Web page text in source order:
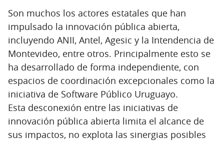
Son muchos los actores estatales que han
impulsado la innovación pública abierta,
incluyendo ANII, Antel, Agesic y la Intendencia de
Montevideo, entre otros. Principalmente esto se
ha desarrollado de forma independiente, con
espacios de coordinación excepcionales como la
iniciativa de Software Público Uruguayo.
Esta desconexión entre las iniciativas de
innovación pública abierta limita el alcance de
sus impactos, no explota las sinergias posibles